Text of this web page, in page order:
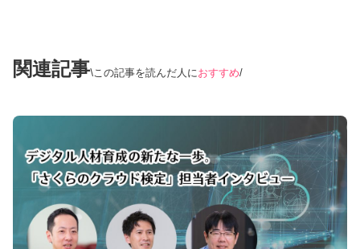
関連記事 この記事を読んだ人に おすすめ